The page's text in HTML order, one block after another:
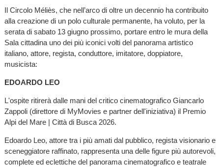
Il Circolo Méliès, che nell’arco di oltre un decennio ha contribuito
alla creazione di un polo culturale permanente, ha voluto, per la
serata di sabato 13 giugno prossimo, portare entro le mura della
Sala cittadina uno dei più iconici volti del panorama artistico
italiano, attore, regista, conduttore, imitatore, doppiatore,
musicista:
EDOARDO LEO
L'ospite ritirerà dalle mani del critico cinematografico Giancarlo
Zappoli (direttore di MyMovies e partner dell'iniziativa) il Premio
Alpi del Mare | Città di Busca 2026.
Edoardo Leo, attore tra i più amati dal pubblico, regista visionario e
sceneggiatore raffinato, rappresenta una delle figure più autorevoli,
complete ed eclettiche del panorama cinematografico e teatrale